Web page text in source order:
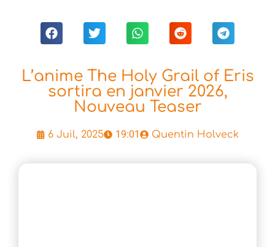
L’anime The Holy Grail of Eris
sortira en janvier 2026,
Nouveau Teaser
6 Juil, 2025 19:01 Quentin Holveck